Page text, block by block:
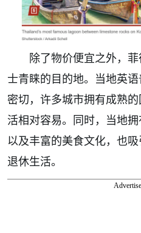
除了物价便宜之外，
士青睐的目的地。当地英
密切，许多城市拥有成熟
活相对容易。同时，当地
以及丰富的美食文化，也
退休生活。